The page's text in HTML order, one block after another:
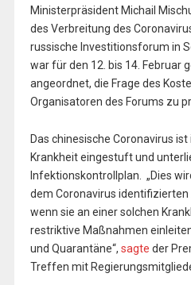
Ministerpräsident Michail
des Verbreitung des
russische Investitionsforum in
war für den 12. bis 14. Februar
angeordnet, die Frage des
Organisatoren des Forums zu
Das chinesische Coronavirus
Krankheit eingestuft und
Infektionskontrollplan. „Dies
dem Coronavirus
wenn sie an einer solchen
restriktive Maßnahmen
und Quarantäne“, sagte der
Treffen mit